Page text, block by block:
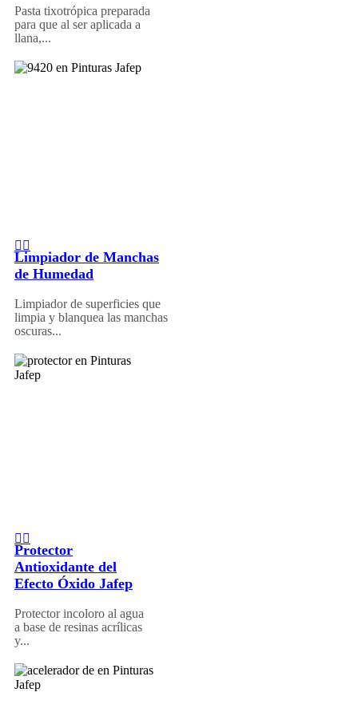
Pasta tixotrópica preparada
para que al ser aplicada a
llana,...
Limpiador de Manchas
de Humedad
Limpiador de superficies que
limpia y blanquea las manchas
oscuras...
Protector
Antioxidante del
Efecto Óxido Jafep
Protector incoloro al agua
a base de resinas acrílicas
y...